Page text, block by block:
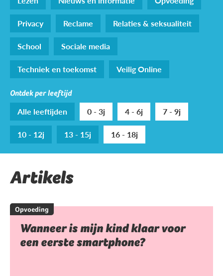
Privacy
Reclame
Relaties & seksualiteit
School
Sociale media
Techniek en toekomst
Veilig Online
Ontdek per leeftijd
Alle leeftijden 0 - 3j 4 - 6j
7 - 9j
10 - 12j
13 - 15j 16 - 18j
Artikels
Opvoeding
Wanneer is mijn kind klaar voor
een eerste smartphone?